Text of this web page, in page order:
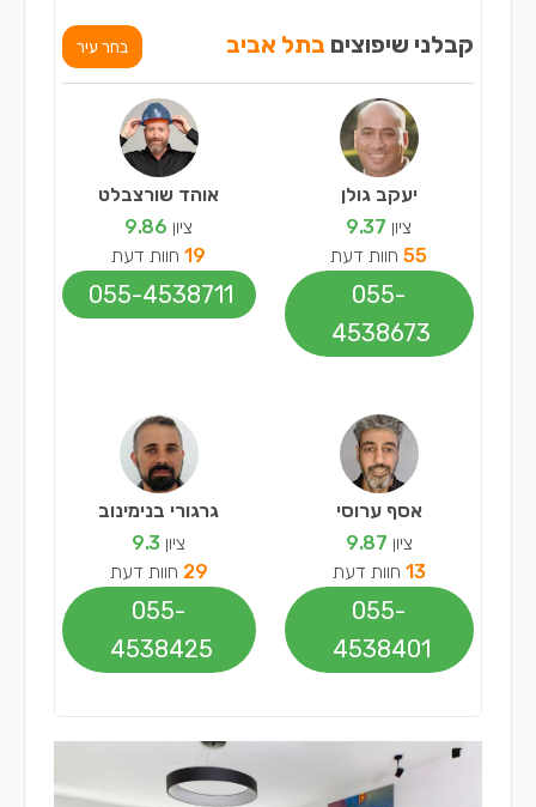
קבלני שיפוצים בתל אביב בחר עיר
יעקב גולן
ציון 9.37
55חוות דעת
055-
4538673
אסף ערוסי
ציון 9.87
13 חוות דעת
055-
4538401
אוהד שורצבלט
ציון 9.86
19חוות דעת
055-4538711
גרגורי בנימינוב
ציון 9.3
29 חוות דעת
055-
4538425